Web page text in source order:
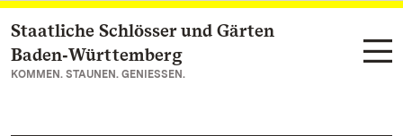
Zum Hauptinhalt springen
Staatliche Schlösser und Gärten
Baden‑Württemberg
KOMMEN. STAUNEN. GENIESSEN.